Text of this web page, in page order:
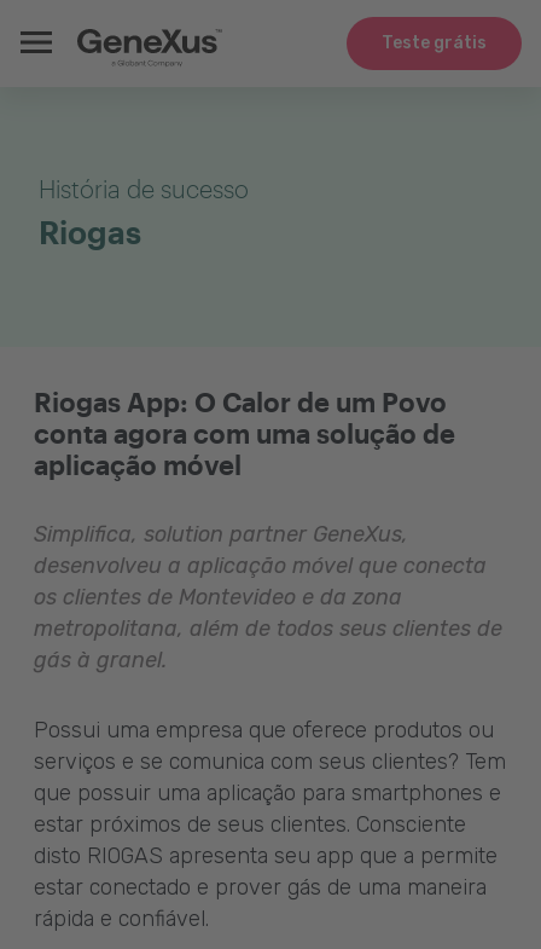
Teste grátis
História de sucesso
Riogas
Riogas App: O Calor de um Povo
conta agora com uma solução de
aplicação móvel
Simplifica, solution partner GeneXus,
desenvolveu a aplicação móvel que conecta
os clientes de Montevideo e da zona
metropolitana, além de todos seus clientes de
gás à granel.
Possui uma empresa que oferece produtos ou
serviços e se comunica com seus clientes? Tem
que possuir uma aplicação para smartphones e
estar próximos de seus clientes. Consciente
disto RIOGAS apresenta seu app que a permite
estar conectado e prover gás de uma maneira
rápida e confiável.